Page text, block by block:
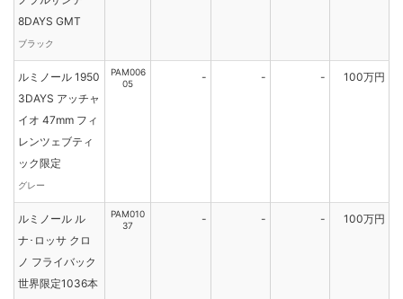
8DAYS GMT
ブラック
ルミノール 1950
3DAYS アッチャ
イオ 47mm フィ
レンツェブティ
ック限定
グレー
PAM006
05
- - - 100万円
ルミノール ル
ナ･ロッサ クロ
ノ フライバック
世界限定1036本
PAM010
37
- - - 100万円